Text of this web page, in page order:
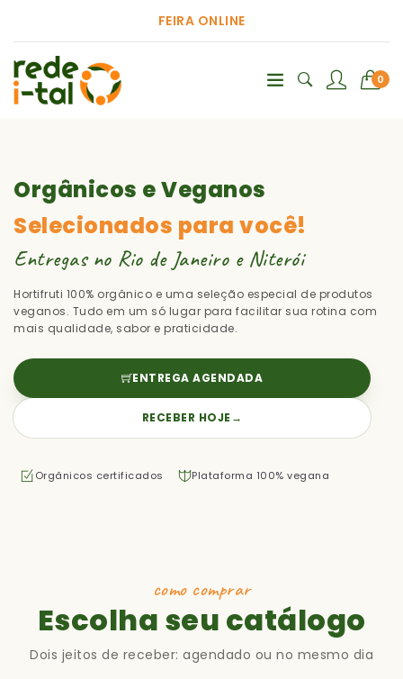
FEIRA ONLINE
0
Orgânicos e Veganos
Selecionados para você!
Entregas no Rio de Janeiro e Niterói
Hortifruti 100% orgânico e uma seleção especial de produtos
veganos. Tudo em um só lugar para facilitar sua rotina com
mais qualidade, sabor e praticidade.
ENTREGA AGENDADA
RECEBER HOJE →
Orgânicos certificados Plataforma 100% vegana
como comprar
Escolha seu catálogo
Dois jeitos de receber: agendado ou no mesmo dia